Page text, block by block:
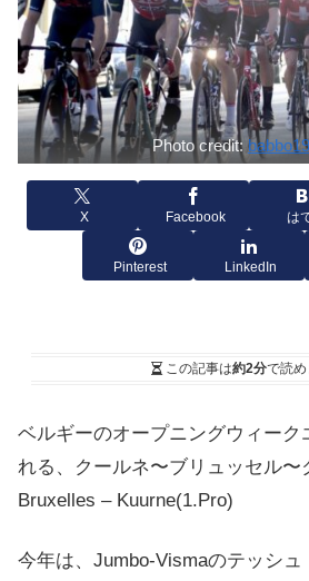
Photo credit:
X Facebook は
Pinterest LinkedIn
この記事は約2分で読め
ベルギーのオープニングウィーク
れる、クールネ〜ブリュッセル〜
Bruxelles – Kuurne(1.Pro)
今年は、Jumbo-Vismaのテッシュ